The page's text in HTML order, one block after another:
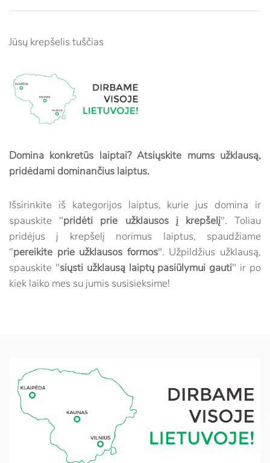
Jūsų krepšelis tuščias
Domina konkretūs laiptai? Atsiųskite mums užklausą,
pridėdami dominančius laiptus.
Išsirinkite iš kategorijos laiptus, kurie jus domina ir
spauskite "pridėti prie užklausos į krepšelį". Toliau
pridėjus į krepšelį norimus laiptus, spaudžiame
"pereikite prie užklausos formos". Užpildžius užklausą,
spauskite "siųsti užklausą laiptų pasiūlymui gauti" ir po
kiek laiko mes su jumis susisieksime!